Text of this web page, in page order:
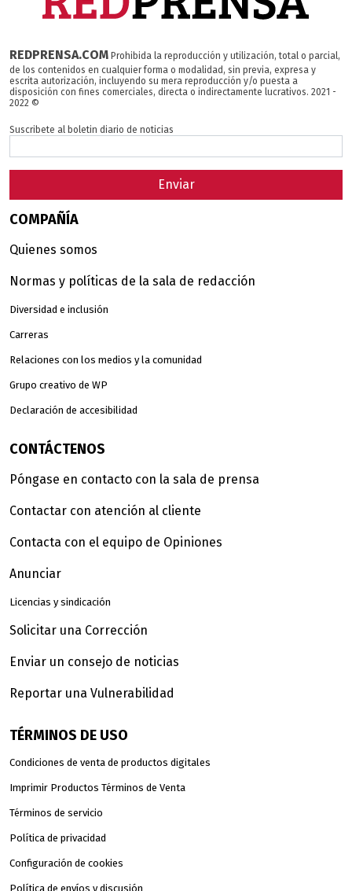
REDPRENSA.COM Prohibida la reproducción y utilización, total o parcial,
de los contenidos en cualquier forma o modalidad, sin previa, expresa y
escrita autorización, incluyendo su mera reproducción y/o puesta a
disposición con fines comerciales, directa o indirectamente lucrativos. 2021 -
2022 ©
Suscribete al boletin diario de noticias
Enviar
COMPAÑÍA
Quienes somos
Normas y políticas de la sala de redacción
Diversidad e inclusión
Carreras
Relaciones con los medios y la comunidad
Grupo creativo de WP
Declaración de accesibilidad
CONTÁCTENOS
Póngase en contacto con la sala de prensa
Contactar con atención al cliente
Contacta con el equipo de Opiniones
Anunciar
Licencias y sindicación
Solicitar una Corrección
Enviar un consejo de noticias
Reportar una Vulnerabilidad
TÉRMINOS DE USO
Condiciones de venta de productos digitales
Imprimir Productos Términos de Venta
Términos de servicio
Política de privacidad
Configuración de cookies
Política de envíos y discusión